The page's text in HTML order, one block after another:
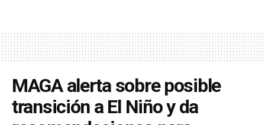
MAGA alerta sobre posible
transición a El Niño y da